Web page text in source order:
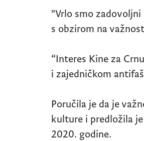
"Vrlo smo
s obzirom na
“Interes Kine za
i zajedničkom
Poručila je da je
kulture i predložila
2020. godine.